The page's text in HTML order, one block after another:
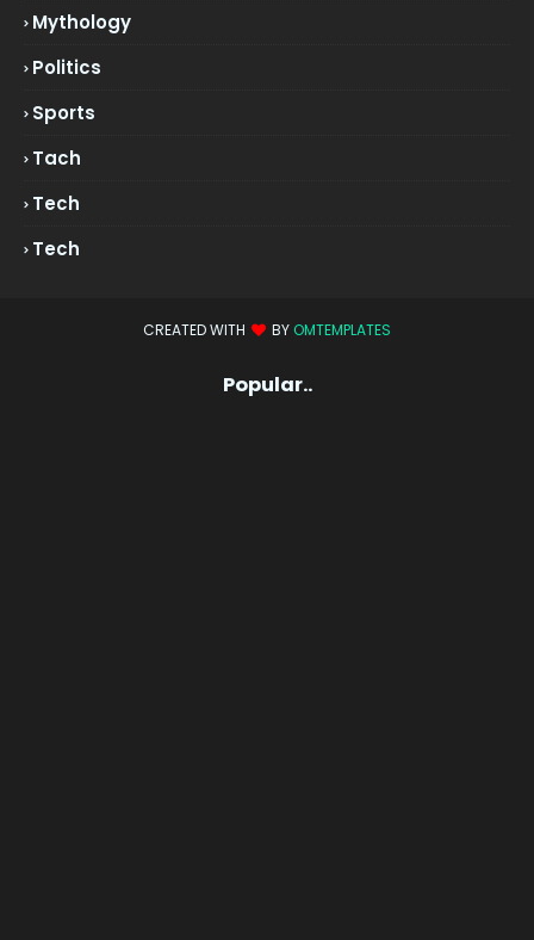
Mythology
Politics
Sports
Tach
Tech
Tech
CREATED WITH BY OMTEMPLATES
Popular..